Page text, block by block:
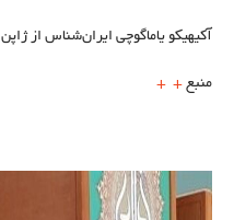
آکیهیکو یاماگوچی ایران‌شناس از ژاپن
منبع +
+